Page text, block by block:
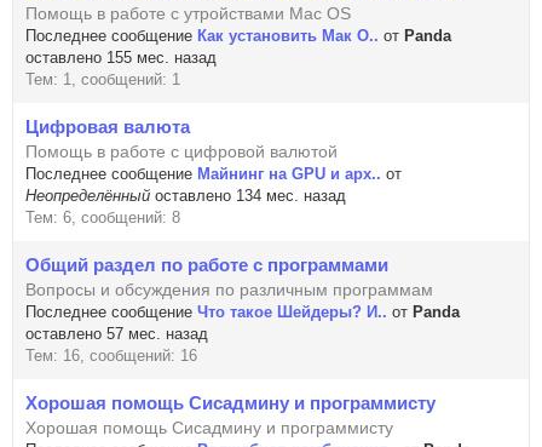
Помощь в работе с утройствами Mac OS
Последнее сообщение Как установить Мак О.. от Panda
оставлено 155 мес. назад
Тем: 1, сообщений: 1
Цифровая валюта
Помощь в работе с цифровой валютой
Последнее сообщение Майнинг на GPU и арх.. от
Неопределённый оставлено 134 мес. назад
Тем: 6, сообщений: 8
Общий раздел по работе с программами
Вопросы и обсуждения по различным программам
Последнее сообщение Что такое Шейдеры? И.. от Panda
оставлено 57 мес. назад
Тем: 16, сообщений: 16
Хорошая помощь Сисадмину и программисту
Хорошая помощь Сисадмину и программисту